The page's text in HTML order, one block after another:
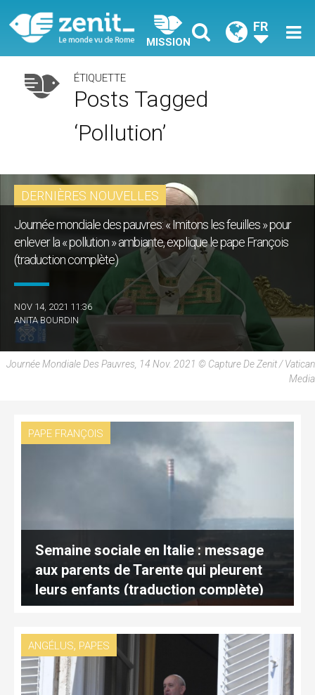
MISSION
FR
ÉTIQUETTE
Posts Tagged
‘pollution’
DERNIÈRES NOUVELLES
Journée mondiale des pauvres: « Imitons les feuilles » pour
enlever la « pollution » ambiante, explique le pape François
(traduction complète)
NOV 14, 2021 11:36
ANITA BOURDIN
Journée Mondiale Des Pauvres, 14 Nov. 2021 © Capture De Zenit / Vatican
Media
PAPE FRANÇOIS
Semaine sociale en Italie : message
aux parents de Tarente qui pleurent
leurs enfants (traduction complète)
ANGÉLUS, PAPES